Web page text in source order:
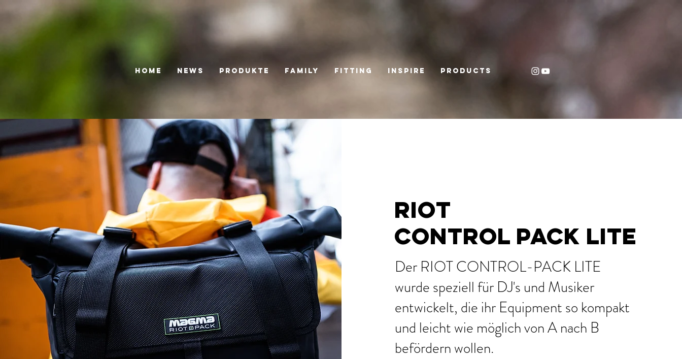
HOME News PRODUKTE FAMILY Fitting Inspire Products
RIOT
CONTROL PACK LITE
Der RIOT CONTROL-PACK LITE
wurde speziell für DJ's und Musiker
entwickelt, die ihr Equipment so kompakt
und leicht wie möglich von A nach B
befördern wollen.